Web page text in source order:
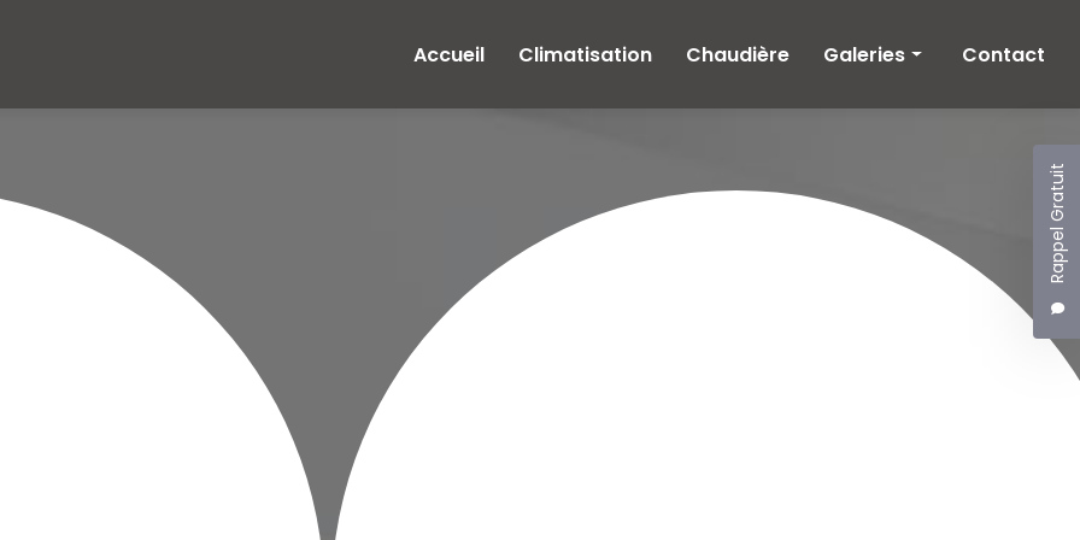
Rappel Gratuit
Accueil
Climatisation Chaudière Galeries Contact